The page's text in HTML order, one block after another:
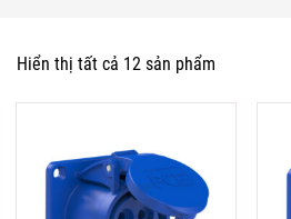
Hiển thị tất cả 12 sản phẩm